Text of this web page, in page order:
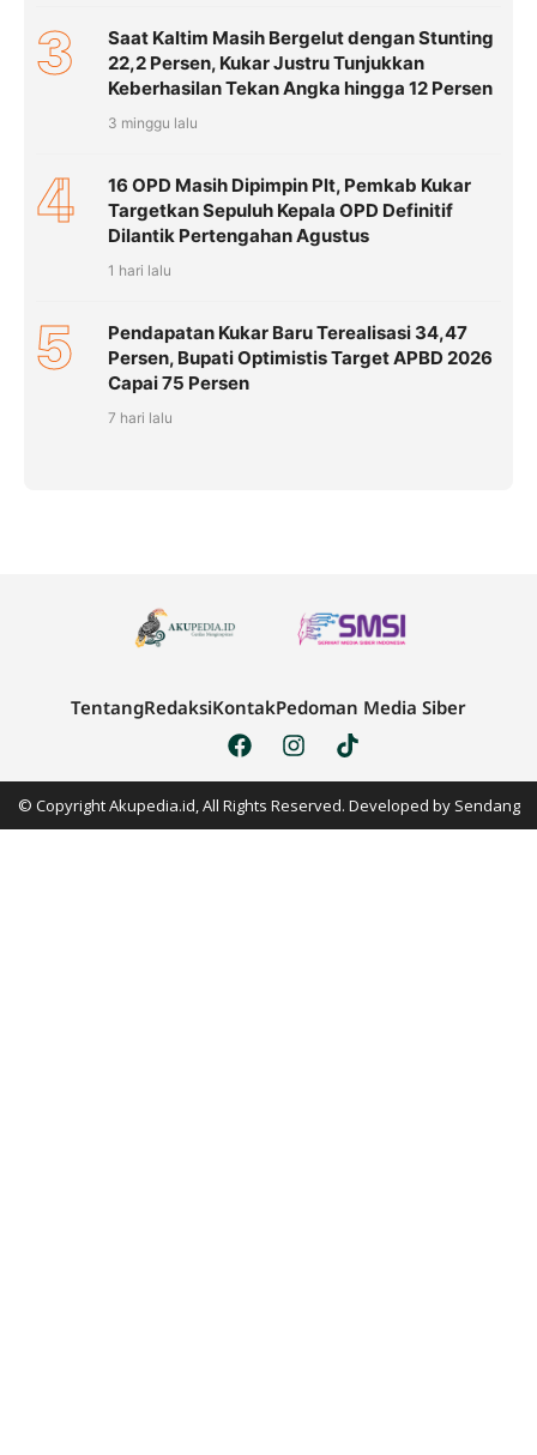
3
Saat Kaltim Masih Bergelut dengan Stunting
22,2 Persen, Kukar Justru Tunjukkan
Keberhasilan Tekan Angka hingga 12 Persen
3 minggu lalu
4
16 OPD Masih Dipimpin Plt, Pemkab Kukar
Targetkan Sepuluh Kepala OPD Definitif
Dilantik Pertengahan Agustus
1 hari lalu
5
Pendapatan Kukar Baru Terealisasi 34,47
Persen, Bupati Optimistis Target APBD 2026
Capai 75 Persen
7 hari lalu
TentangRedaksiKontakPedoman Media Siber
© Copyright Akupedia.id, All Rights Reserved. Developed by Sendang